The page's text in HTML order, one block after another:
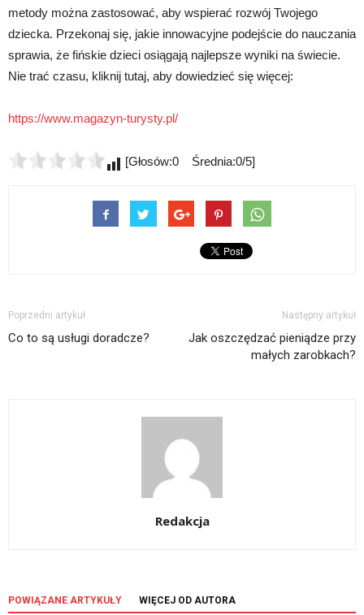
metody można zastosować, aby wspierać rozwój Twojego
dziecka. Przekonaj się, jakie innowacyjne podejście do nauczania
sprawia, że fińskie dzieci osiągają najlepsze wyniki na świecie.
Nie trać czasu, kliknij tutaj, aby dowiedzieć się więcej:
https://www.magazyn-turysty.pl/
[Głosów:0 Średnia:0/5]
Poprzedni artykuł
Co to są usługi doradcze?
Następny artykuł
Jak oszczędzać pieniądze przy
małych zarobkach?
Redakcja
POWIĄZANE ARTYKUŁY WIĘCEJ OD AUTORA